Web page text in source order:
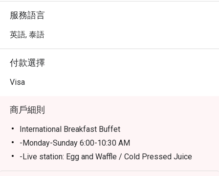
服務語言
英語, 泰語
付款選擇
Visa
商戶細則
International Breakfast Buffet
-Monday-Sunday 6:00-10:30 AM
-Live station: Egg and Waffle / Cold Pressed Juice
station